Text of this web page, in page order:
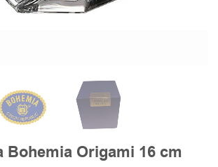
Bohemia Origami 16 cm